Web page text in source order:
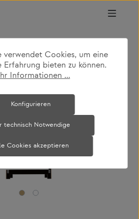
schlafzimmer betten
verwendet Cookies, um eine
Erfahrung bieten zu können.
Informationen ...
technisch Notwendige
Konfigurieren
Cookies akzeptieren